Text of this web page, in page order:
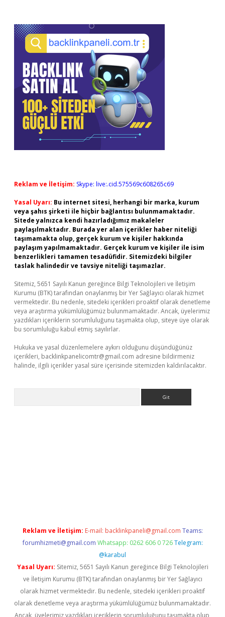
Reklam ve İletişim: Skype: live:.cid.575569c608265c69
Yasal Uyarı: Bu internet sitesi, herhangi bir marka, kurum
veya şahıs şirketi ile hiçbir bağlantısı bulunmamaktadır.
Sitede yalnızca kendi hazırladığımız makaleler
paylaşılmaktadır. Burada yer alan içerikler haber niteliği
taşımamakta olup, gerçek kurum ve kişiler hakkında
paylaşım yapılmamaktadır. Gerçek kurum ve kişiler ile isim
benzerlikleri tamamen tesadüfidir. Sitemizdeki bilgiler
taslak halindedir ve tavsiye niteliği taşımazlar.
Sitemiz, 5651 Sayılı Kanun gereğince Bilgi Teknolojileri ve İletişim
Kurumu (BTK) tarafından onaylanmış bir Yer Sağlayıcı olarak hizmet
vermektedir. Bu nedenle, sitedeki içerikleri proaktif olarak denetleme
veya araştırma yükümlülüğümüz bulunmamaktadır. Ancak, üyelerimiz
yazdıkları içeriklerin sorumluluğunu taşımakta olup, siteye üye olarak
bu sorumluluğu kabul etmiş sayılırlar.
Hukuka ve yasal düzenlemelere aykırı olduğunu düşündüğünüz
içerikleri, backlinkpanelicomtr@gmail.com adresine bildirmeniz
halinde, ilgili içerikler yasal süre içerisinde sitemizden kaldırılacaktır.
Reklam ve İletişim: E-mail: backlinkpaneli@gmail.com Teams:
forumhizmeti@gmail.com Whatsapp: 0262 606 0 726 Telegram:
@karabul
Yasal Uyarı: Sitemiz, 5651 Sayılı Kanun gereğince Bilgi Teknolojileri
ve İletişim Kurumu (BTK) tarafından onaylanmış bir Yer Sağlayıcı
olarak hizmet vermektedir. Bu nedenle, sitedeki içerikleri proaktif
olarak denetleme veya araştırma yükümlülüğümüz bulunmamaktadır.
Ancak, üyelerimiz yazdıkları içeriklerin sorumluluğunu taşımakta olup,